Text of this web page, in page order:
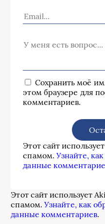
Сохранить моё
этом браузере для
комментариев.
Этот сайт
спамом.Узнайте,
данные
Этот сайт использует
спамом.Узнайте, как
данные комментариев.